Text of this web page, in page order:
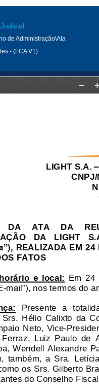
de Administração\Ata
- (FCA V1)